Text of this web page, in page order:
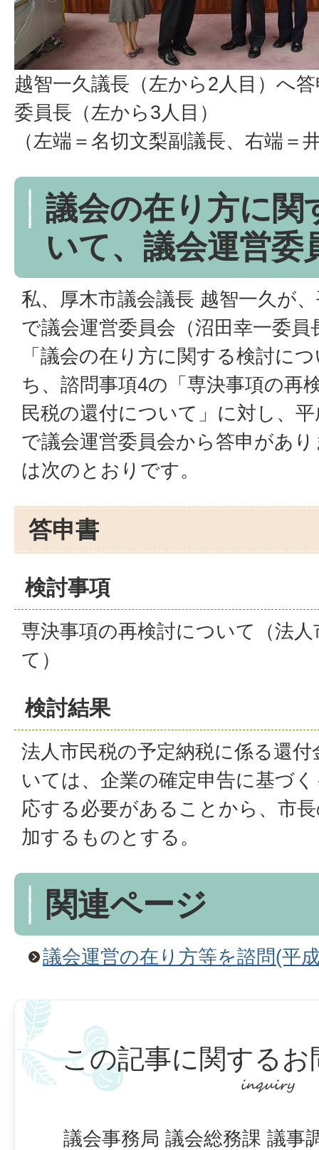
越智一久議長（左から2人目）へ
委員長（左から3人目）
（左端＝名切文梨副議長、右端＝
議会の在り方に関
いて、議会運営委
私、厚木市議会議長 越智一久が
で議会運営委員会（沼田幸一委
「議会の在り方に関する検討に
ち、諮問事項4の「専決事項の再
民税の還付について」に対し、
で議会運営委員会から答申があ
は次のとおりです。
答申書
検討事項
専決事項の再検討について（法
て）
検討結果
法人市民税の予定納税に係る還
いては、企業の確定申告に基づ
応する必要があることから、市
加するものとする。
関連ページ
議会運営の在り方等を諮問(平
この記事に関するお
議会事務局 議会総務課 議事